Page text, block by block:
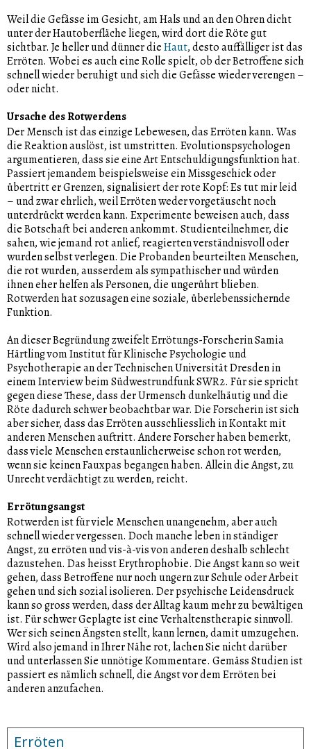
Weil die Gefässe im Gesicht, am Hals und an den Ohren dicht
unter der Hautoberfläche liegen, wird dort die Röte gut
sichtbar. Je heller und dünner dieHaut, desto auffälliger ist das
Erröten. Wobei es auch eine Rolle spielt, ob der Betroffene sich
schnell wieder beruhigt und sich die Gefässe wieder verengen –
oder nicht.
Ursache des Rotwerdens
Der Mensch ist das einzige Lebewesen, das Erröten kann. Was
die Reaktion auslöst, ist umstritten. Evolutionspsychologen
argumentieren, dass sie eine Art Entschuldigungsfunktion hat.
Passiert jemandem beispielsweise ein Missgeschick oder
übertritt er Grenzen, signalisiert der rote Kopf: Es tut mir leid
– und zwar ehrlich, weil Erröten weder vorgetäuscht noch
unterdrückt werden kann. Experimente beweisen auch, dass
die Botschaft bei anderen ankommt. Studienteilnehmer, die
sahen, wie jemand rot anlief, reagierten verständnisvoll oder
wurden selbst verlegen. Die Probanden beurteilten Menschen,
die rot wurden, ausserdem als sympathischer und würden
ihnen eher helfen als Personen, die ungerührt blieben.
Rotwerden hat sozusagen eine soziale, überlebenssichernde
Funktion.
An dieser Begründung zweifelt Errötungs-Forscherin Samia
Härtling vom Institut für Klinische Psychologie und
Psychotherapie an der Technischen Universität Dresden in
einem Interview beim Südwestrundfunk SWR2. Für sie spricht
gegen diese These, dass der Urmensch dunkelhäutig und die
Röte dadurch schwer beobachtbar war. Die Forscherin ist sich
aber sicher, dass das Erröten ausschliesslich in Kontakt mit
anderen Menschen auftritt. Andere Forscher haben bemerkt,
dass viele Menschen erstaunlicherweise schon rot werden,
wenn sie keinen Fauxpas begangen haben. Allein die Angst, zu
Unrecht verdächtigt zu werden, reicht.
Errötungsangst
Rotwerden ist für viele Menschen unangenehm, aber auch
schnell wieder vergessen. Doch manche leben in ständiger
Angst, zu erröten und vis-à-vis von anderen deshalb schlecht
dazustehen. Das heisst Erythrophobie. Die Angst kann so weit
gehen, dass Betroffene nur noch ungern zur Schule oder Arbeit
gehen und sich sozial isolieren. Der psychische Leidensdruck
kann so gross werden, dass der Alltag kaum mehr zu bewältigen
ist. Für schwer Geplagte ist eine Verhaltenstherapie sinnvoll.
Wer sich seinen Ängsten stellt, kann lernen, damit umzugehen.
Wird also jemand in Ihrer Nähe rot, lachen Sie nicht darüber
und unterlassen Sie unnötige Kommentare. Gemäss Studien ist
passiert es nämlich schnell, die Angst vor dem Erröten bei
anderen anzufachen.
Erröten